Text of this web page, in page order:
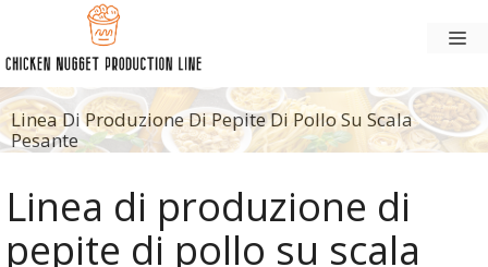
contenuto
Linea Di Produzione Di Pepite Di Pollo Su Scala
Pesante
Linea di produzione di
pepite di pollo su scala